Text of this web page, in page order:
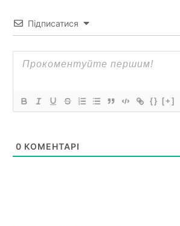
Підписатися
{} [+]
0 КОМЕНТАРІ